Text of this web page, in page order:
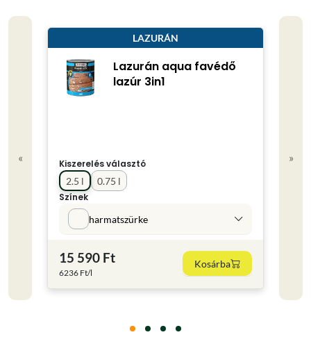
«
LAZURÁN
Lazurán aqua favédő
lazúr 3in1
Kiszerelés választó
0.75 l
2.5 l
Színek
harmatszürke
15 590 Ft
6236 Ft/l
Kosárba
»